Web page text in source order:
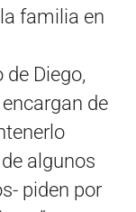
familia en
Diego,
de
algunos
piden por